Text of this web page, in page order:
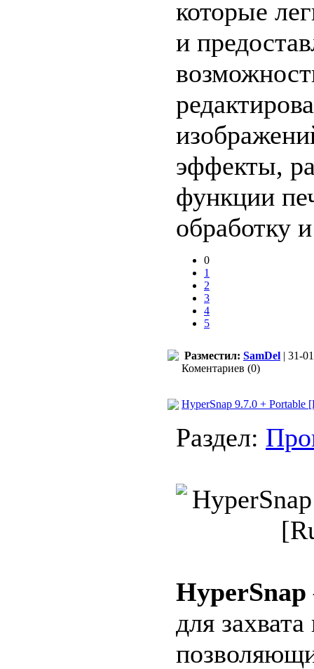
которые
и
эффекты,
функции
обработку
0
1
2
3
4
5
Разместил: SamDel | 31-
Коментариев (0)
HyperSnap 9.7.0 + Portable
Раздел:
HyperSnap
для